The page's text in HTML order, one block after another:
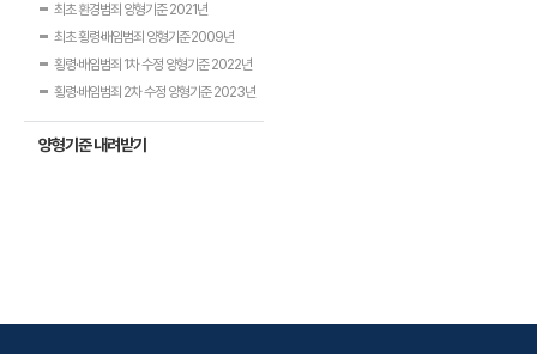
최초 환경범죄 양형기준 2021년
최초 횡령·배임범죄 양형기준 2009년
횡령·배임범죄 1차 수정 양형기준 2022년
횡령·배임범죄 2차 수정 양형기준 2023년
양형기준 내려받기